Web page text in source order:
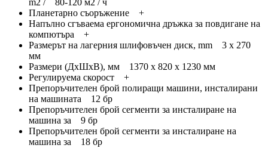
m2 / 80-120 м2 / ч
Планетарно съоръжение +
Напълно сгъваема ергономична дръжка за повдигане на
компютъра +
Размерът на лагерния шлифовъчен диск, mm 3 х 270
мм
Размери (ДхШхВ), мм 1370 x 820 x 1230 мм
Регулируема скорост +
Препоръчителен брой полиращи машини, инсталирани
на машината 12 бр
Препоръчителен брой сегменти за инсталиране на
машина за 9 бр
Препоръчителен брой сегменти за инсталиране на
машина за 18 бр